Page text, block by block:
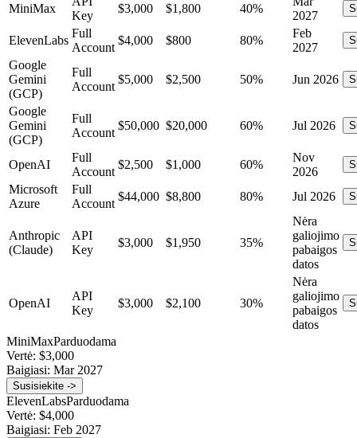
MiniMax
Key
$3,000 $1,800 40%
2027
ElevenLabs
Full
Account
$4,000 $800 80%
Feb
2027
Google
Gemini
(GCP)
Full
Account
$5,000 $2,500 50% Jun 2026
Google
Gemini
(GCP)
Full
Account
$50,000 $20,000 60% Jul 2026
OpenAI
Full
Account
$2,500 $1,000 60%
Nov
2026
Microsoft
Azure
Full
Account
$44,000 $8,800 80% Jul 2026
Anthropic
(Claude)
API
Key
$3,000 $1,950 35%
Nėra
galiojimo
pabaigos
datos
OpenAI
API
Key
$3,000 $2,100 30%
Nėra
galiojimo
pabaigos
datos
MiniMaxParduodama
Vertė: $3,000
Baigiasi: Mar 2027
Susisiekite ->
ElevenLabsParduodama
Vertė: $4,000
Baigiasi: Feb 2027